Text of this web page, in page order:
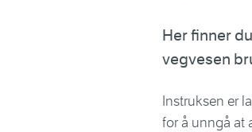
Her finner
vegvesen
Instruksen er
for å unngå at